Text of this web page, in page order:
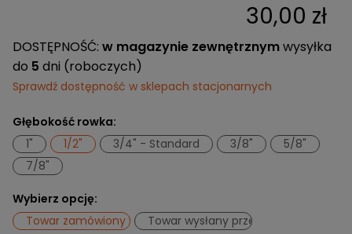
WYPRZEDAŻ
30,00 zł
DOSTĘPNOŚĆ: w magazynie zewnętrznymwysyłka
do 5 dni (roboczych)
Sprawdź dostępność w sklepach stacjonarnych
Głębokość rowka:
1"
1/2" 3/4" - Standard 3/8"
5/8"
7/8"
Wybierz opcję:
Towar zamówiony w SportebelTowar wysłany przez klienta do